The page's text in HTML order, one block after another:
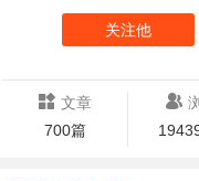
关注他
文章
700篇